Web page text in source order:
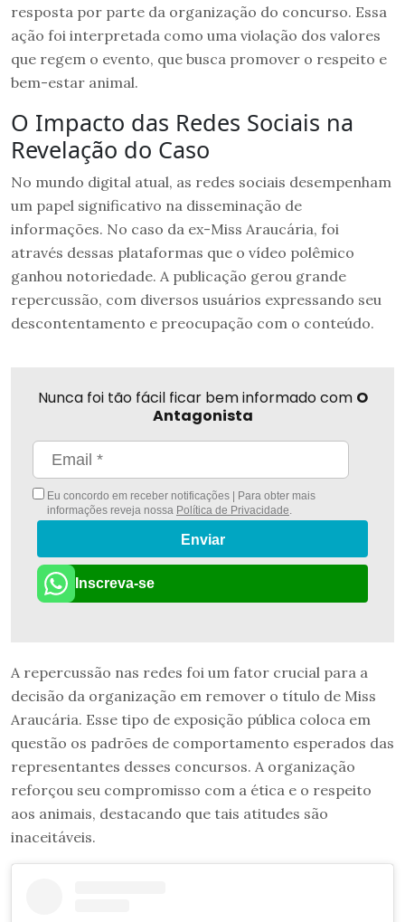
resposta por parte da organização do concurso. Essa
ação foi interpretada como uma violação dos valores
que regem o evento, que busca promover o respeito e
bem-estar animal.
O Impacto das Redes Sociais na
Revelação do Caso
No mundo digital atual, as redes sociais desempenham
um papel significativo na disseminação de
informações. No caso da ex-Miss Araucária, foi
através dessas plataformas que o vídeo polêmico
ganhou notoriedade. A publicação gerou grande
repercussão, com diversos usuários expressando seu
descontentamento e preocupação com o conteúdo.
Nunca foi tão fácil ficar bem informado com O
Antagonista
Eu concordo em receber notificações | Para obter mais
informações reveja nossa Política de Privacidade.
Enviar
Inscreva-se
A repercussão nas redes foi um fator crucial para a
decisão da organização em remover o título de Miss
Araucária. Esse tipo de exposição pública coloca em
questão os padrões de comportamento esperados das
representantes desses concursos. A organização
reforçou seu compromisso com a ética e o respeito
aos animais, destacando que tais atitudes são
inaceitáveis.